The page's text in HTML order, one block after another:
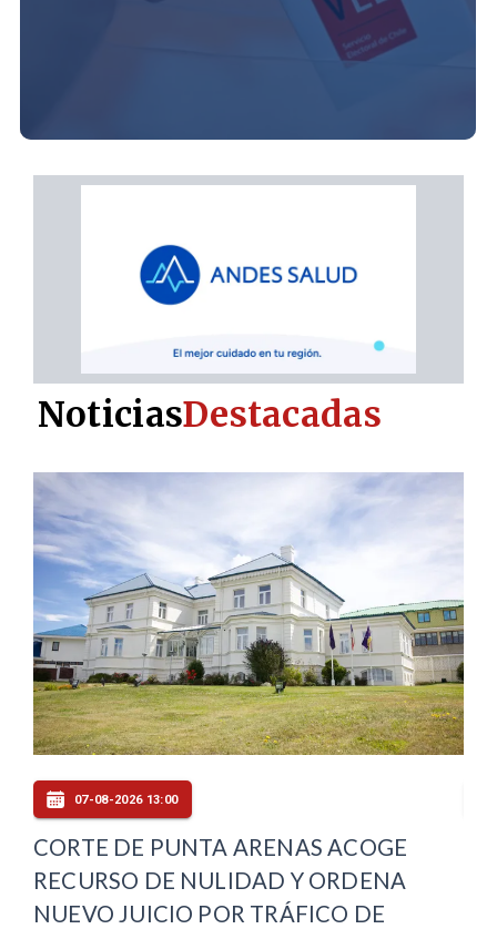
07-08-2026 13:00
CORTE DE PUNTA ARENAS ACOGE
RECURSO DE NULIDAD Y ORDENA
NUEVO JUICIO POR TRÁFICO DE
NoticiasDestacadas